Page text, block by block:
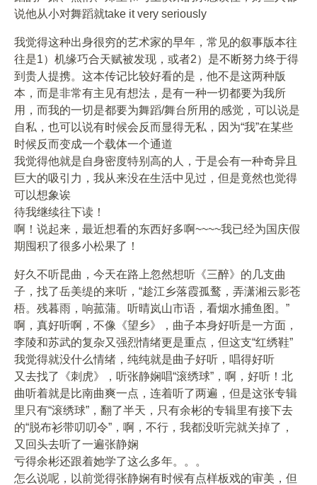
说他从小对舞蹈就take it very seriously
我觉得这种出身很穷的艺术家的早年，常见的叙事版本往
往是1）机缘巧合天赋被发现，或者2）是不断努力终于得
到贵人提携。这本传记比较好看的是，他不是这两种版
本，而是非常有主见有想法，是有一种一切都要为我所
用，而我的一切是都要为舞蹈/舞台所用的感觉，可以说是
自私，也可以说有时候会反而显得无私，因为“我”在某些
时候反而变成一个载体一个通道
我觉得他就是自身密度特别高的人，于是会有一种奇异且
巨大的吸引力，我从来没在生活中见过，但是竟然也觉得
可以想象诶
待我继续往下读！
啊！说起来，最近想看的东西好多啊~~~~我已经为国庆假
期囤积了很多小松果了！
好久不听昆曲，今天在路上忽然想听《三醉》的几支曲
子，找了岳美缇的来听，“趁江乡落霞孤鹜，弄潇湘云影苍
梧。残暮雨，响菰蒲。听晴岚山市语，看烟水捕鱼图。”
啊，真好听啊，不像《望乡》，曲子本身好听是一方面，
李陵和苏武的复杂又强烈情绪更是重点，但这支“红绣鞋”
我觉得就没什么情绪，纯纯就是曲子好听，唱得好听
又去找了《刺虎》，听张静娴唱“滚绣球”，啊，好听！北
曲听着就是比南曲爽一点，连着听了两遍，但是这张专辑
里只有“滚绣球”，翻了半天，只有余彬的专辑里有接下去
的“脱布衫带叨叨令”，啊，不行，我都没听完就关掉了，
又回头去听了一遍张静娴
亏得余彬还跟着她学了这么多年。。。
怎么说呢，以前觉得张静娴有时候有点样板戏的审美，但